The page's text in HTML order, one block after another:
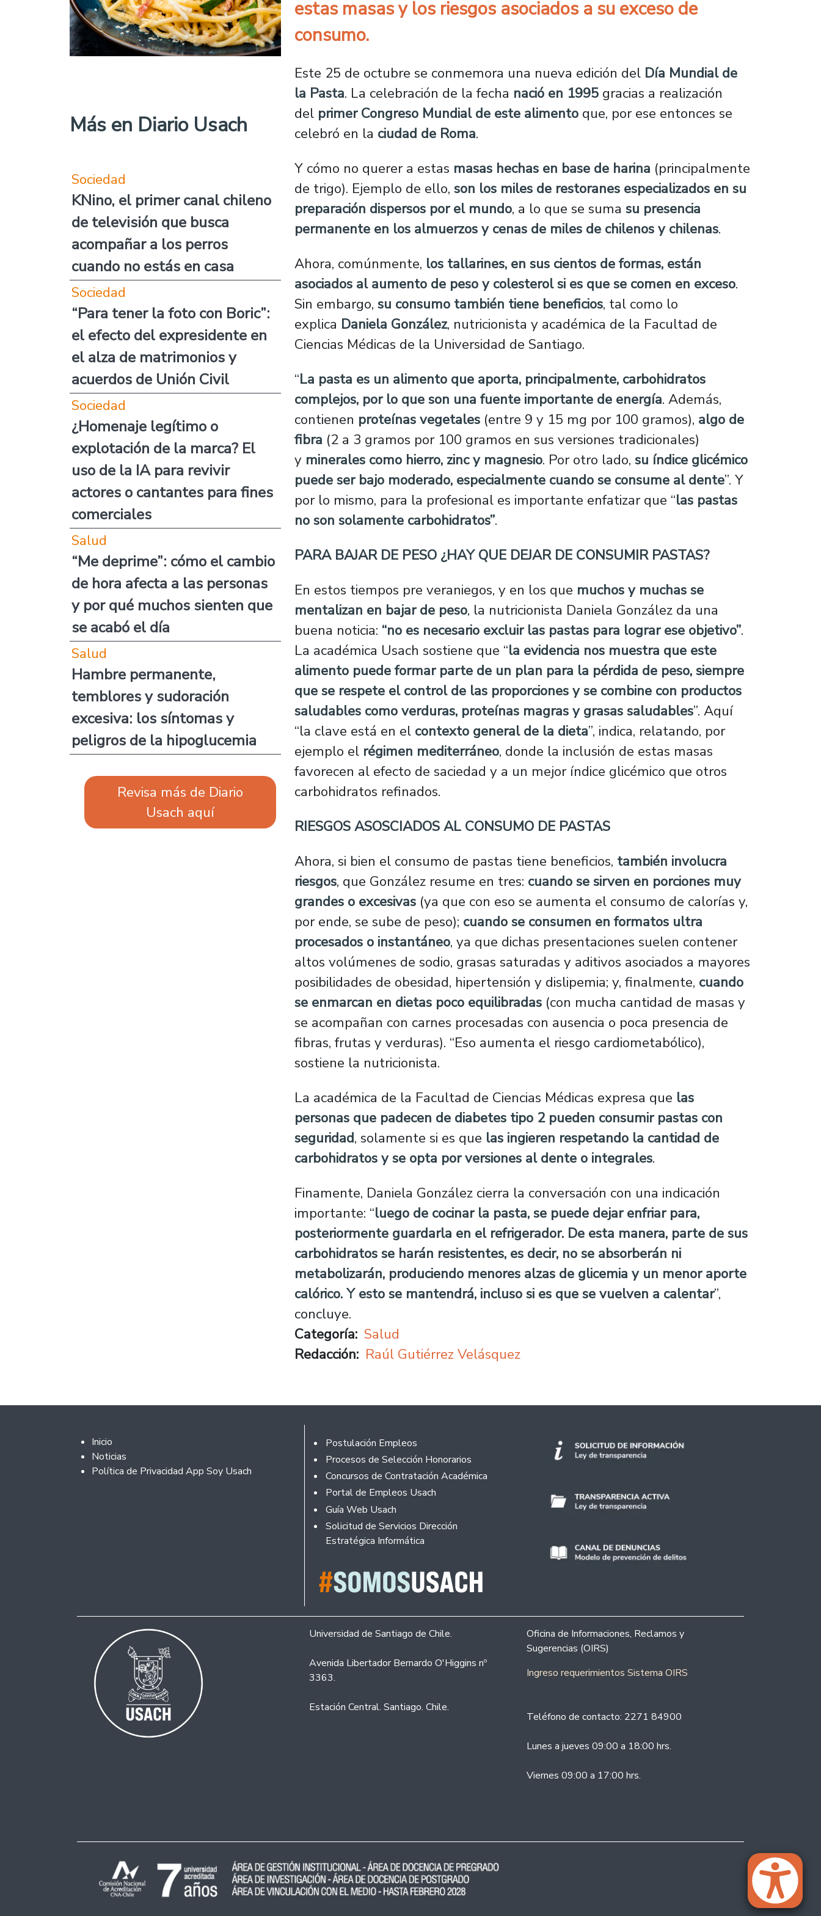
Más en Diario Usach
Sociedad
KNino, el primer canal chileno
de televisión que busca
acompañar a los perros
cuando no estás en casa
Sociedad
“Para tener la foto con Boric”:
el efecto del expresidente en
el alza de matrimonios y
acuerdos de Unión Civil
Sociedad
¿Homenaje legítimo o
explotación de la marca? El
uso de la IA para revivir
actores o cantantes para fines
comerciales
Salud
“Me deprime”: cómo el cambio
de hora afecta a las personas
y por qué muchos sienten que
se acabó el día
Salud
Hambre permanente,
temblores y sudoración
excesiva: los síntomas y
peligros de la hipoglucemia
Revisa más de Diario
Usach aquí
estas masas y los riesgos asociados a su exceso de
consumo.
Este 25 de octubre se conmemora una nueva edición del Día Mundial de
la Pasta. La celebración de la fecha nació en 1995 gracias a realización
del primer Congreso Mundial de este alimento que, por ese entonces se
celebró en la ciudad de Roma.
Y cómo no querer a estas masas hechas en base de harina (principalmente
de trigo). Ejemplo de ello,son los miles de restoranes especializados en su
preparación dispersos por el mundo, a lo que se sumasu presencia
permanente en los almuerzos y cenas de miles de chilenos y chilenas.
Ahora, comúnmente, los tallarines, en sus cientos de formas, están
asociados al aumento de peso y colesterol si es que se comen en exceso.
Sin embargo,su consumo también tiene beneficios, tal como lo
explica Daniela González, nutricionista y académica de la Facultad de
Ciencias Médicas de la Universidad de Santiago.
“La pasta es un alimento que aporta, principalmente, carbohidratos
complejos, por lo que son una fuente importante de energía. Además,
contienen proteínas vegetales (entre 9 y 15 mg por 100 gramos), algo de
fibra (2 a 3 gramos por 100 gramos en sus versiones tradicionales)
y minerales como hierro, zinc y magnesio. Por otro lado,su índice glicémico
puede ser bajo moderado, especialmente cuando se consume al dente”. Y
por lo mismo, para la profesional es importante enfatizar que “las pastas
no son solamente carbohidratos”.
PARA BAJAR DE PESO ¿HAY QUE DEJAR DE CONSUMIR PASTAS?
En estos tiempos pre veraniegos, y en los que muchos y muchas se
mentalizan en bajar de peso, la nutricionista Daniela González da una
buena noticia: “no es necesario excluir las pastas para lograr ese objetivo”.
La académica Usach sostiene que “la evidencia nos muestra que este
alimento puede formar parte de un plan para la pérdida de peso, siempre
que se respete el control de las proporciones y se combine con productos
saludables como verduras, proteínas magras y grasas saludables”. Aquí
“la clave está en el contexto general de la dieta”, indica, relatando, por
ejemplo el régimen mediterráneo, donde la inclusión de estas masas
favorecen al efecto de saciedad y a un mejor índice glicémico que otros
carbohidratos refinados.
RIESGOS ASOSCIADOS AL CONSUMO DE PASTAS
Ahora, si bien el consumo de pastas tiene beneficios, también involucra
riesgos, que González resume en tres: cuando se sirven en porciones muy
grandes o excesivas (ya que con eso se aumenta el consumo de calorías y,
por ende, se sube de peso); cuando se consumen en formatos ultra
procesados o instantáneo, ya que dichas presentaciones suelen contener
altos volúmenes de sodio, grasas saturadas y aditivos asociados a mayores
posibilidades de obesidad, hipertensión y dislipemia; y, finalmente, cuando
se enmarcan en dietas poco equilibradas (con mucha cantidad de masas y
se acompañan con carnes procesadas con ausencia o poca presencia de
fibras, frutas y verduras). “Eso aumenta el riesgo cardiometabólico),
sostiene la nutricionista.
La académica de la Facultad de Ciencias Médicas expresa que las
personas que padecen de diabetes tipo 2 pueden consumir pastas con
seguridad, solamente si es que las ingieren respetando la cantidad de
carbohidratos y se opta por versiones al dente o integrales.
Finamente, Daniela González cierra la conversación con una indicación
importante: “luego de cocinar la pasta, se puede dejar enfriar para,
posteriormente guardarla en el refrigerador. De esta manera, parte de sus
carbohidratos se harán resistentes, es decir, no se absorberán ni
metabolizarán, produciendo menores alzas de glicemia y un menor aporte
calórico. Y esto se mantendrá, incluso si es que se vuelven a calentar”,
concluye.
Categoría Salud
Redacción Raúl Gutiérrez Velásquez
Footer 2
Inicio
Noticias
Política de Privacidad App Soy Usach
Footer
Postulación Empleos
Procesos de Selección Honorarios
Concursos de Contratación Académica
Portal de Empleos Usach
Guía Web Usach
Solicitud de Servicios Dirección
Estratégica Informática
Universidad de Santiago de Chile.
Avenida Libertador Bernardo O'Higgins nº
3363.
Estación Central. Santiago. Chile.
Oficina de Informaciones, Reclamos y
Sugerencias (OIRS)
Ingreso requerimientos Sistema OIRS
Teléfono de contacto: 2271 84900
Lunes a jueves 09:00 a 18:00 hrs.
Viernes 09:00 a 17:00 hrs.